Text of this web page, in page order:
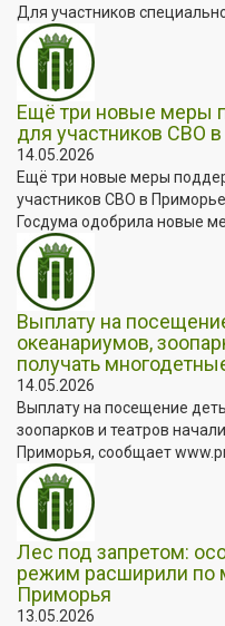
Для участников
Ещё три новые меры
для участников СВО
14.05.2026
Ещё три новые меры
участников СВО в
Госдума одобрила новые
Выплату на
океанариумов,
получать
14.05.2026
Выплату на посещение
зоопарков и театров
Приморья, сообщает
Лес под запретом:
режим расширили по
Приморья
13.05.2026